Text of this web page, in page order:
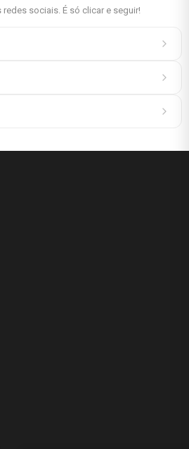
sociais. É só clicar e seguir!